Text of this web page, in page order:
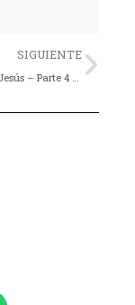
SIGUIENTE
Parábolas de Jesús – Parte 4 – ¿Quien ha fallado?